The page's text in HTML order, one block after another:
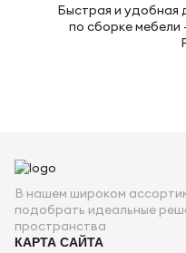
Быстрая и удобная
по сборке мебели
В нашем широком
подобрать идеальные
пространства
КАРТА САЙТА